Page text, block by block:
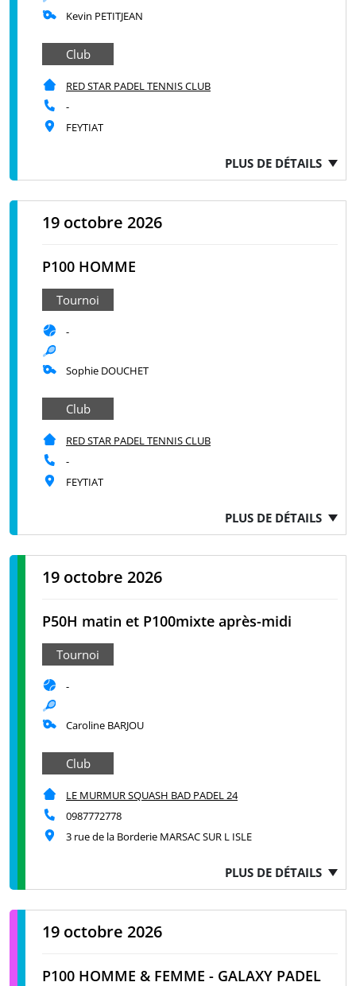
Kevin PETITJEAN
Club
RED STAR PADEL TENNIS CLUB
-
FEYTIAT
PLUS DE DÉTAILS
19 octobre 2026
P100 HOMME
Tournoi
-
Sophie DOUCHET
Club
RED STAR PADEL TENNIS CLUB
-
FEYTIAT
PLUS DE DÉTAILS
19 octobre 2026
P50H matin et P100mixte après-midi
Tournoi
-
Caroline BARJOU
Club
LE MURMUR SQUASH BAD PADEL 24
0987772778
3 rue de la Borderie MARSAC SUR L ISLE
PLUS DE DÉTAILS
19 octobre 2026
P100 HOMME & FEMME - GALAXY PADEL